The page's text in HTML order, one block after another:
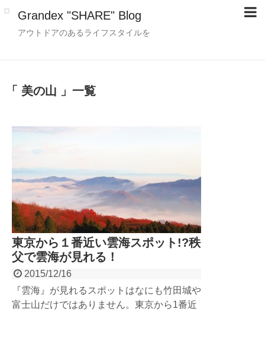
Grandex "SHARE" Blog
アウトドアのあるライフスタイルを
「 美の山 」一覧
東京から１番近い雲海スポット!?秩
父で雲海が見れる！
2015/12/16
『雲海』が見れるスポットはなにも竹田城や
富士山だけではありません。東京から1番近